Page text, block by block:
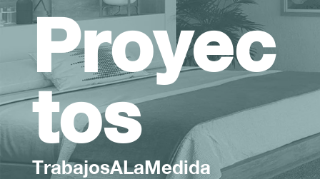
Proyec
tos
TrabajosALaMedida